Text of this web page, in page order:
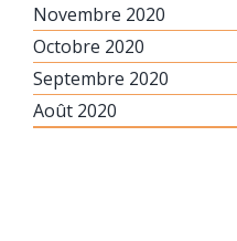
Novembre 2020
Octobre 2020
Septembre 2020
Août 2020